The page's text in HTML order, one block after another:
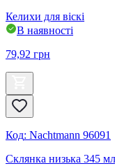
Келихи для віскі
В наявності
79,92 грн
Код: Nachtmann 96091
Склянка низька 345